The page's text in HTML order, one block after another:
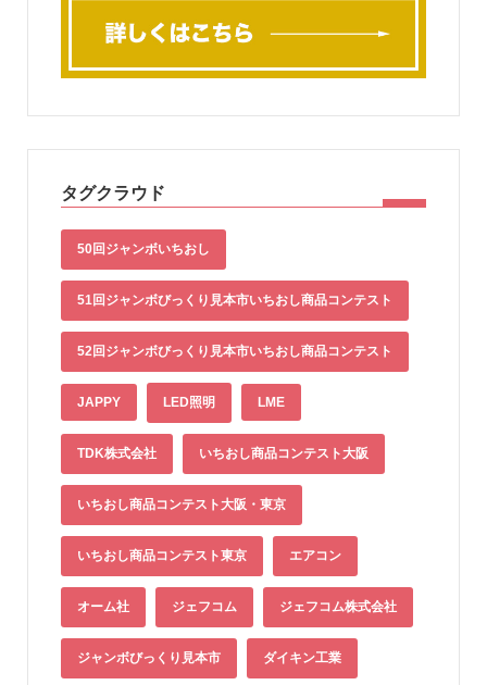
タグクラウド
50回ジャンボいちおし
51回ジャンボびっくり見本市いちおし商品コンテスト
52回ジャンボびっくり見本市いちおし商品コンテスト
JAPPY LED照明 LME
TDK株式会社 いちおし商品コンテスト大阪
いちおし商品コンテスト大阪・東京
いちおし商品コンテスト東京 エアコン
オーム社 ジェフコム ジェフコム株式会社
ジャンボびっくり見本市 ダイキン工業